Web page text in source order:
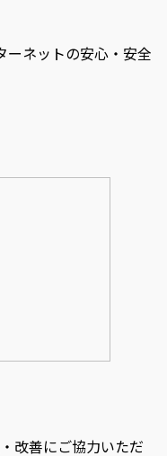
ーネットの安心・安全
改善にご協力いただ